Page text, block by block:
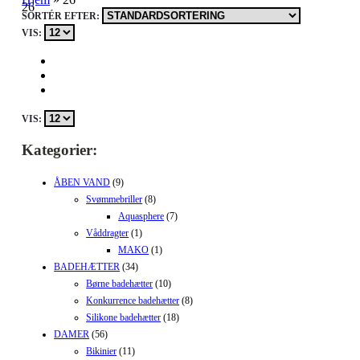
26
SORTÉR EFTER:
VIS:
VIS:
Kategorier:
ÅBEN VAND (9)
Svømmebriller (8)
Aquasphere (7)
Våddragter (1)
MAKO (1)
BADEHÆTTER (34)
Børne badehætter (10)
Konkurrence badehætter (8)
Silikone badehætter (18)
DAMER (56)
Bikinier (11)